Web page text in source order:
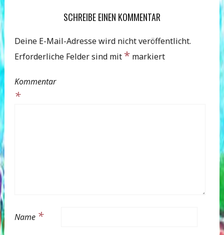
SCHREIBE EINEN KOMMENTAR
Deine E-Mail-Adresse wird nicht veröffentlicht.
Erforderliche Felder sind mit * markiert
Kommentar
*
Name *